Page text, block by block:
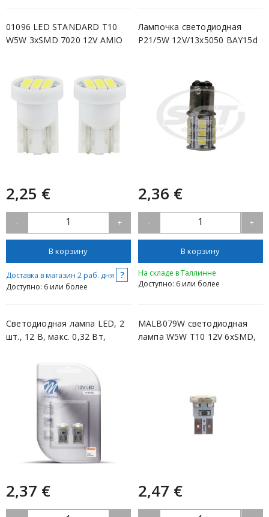
01096 LED STANDARD T10
W5W 3xSMD 7020 12V AMIO
2,25 €
- 1 +
В корзину
Доставка в магазин 2 раб. дня ?
Доступно: 6 или более
Лампочка светодиодная
P21/5W 12V/13x5050 BAY15d
2,36 €
- 1 +
В корзину
На складе в Таллинне
Доступно: 6 или более
Светодиодная лампа LED, 2
шт., 12 В, макс. 0,32 Вт,
2,37 €
MALB079W светодиодная
лампа W5W T10 12V 6xSMD,
2,47 €